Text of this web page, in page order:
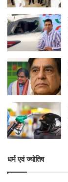
धर्म एवं ज्योतिष